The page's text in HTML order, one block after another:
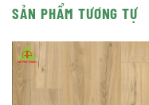
SẢN PHẨM TƯƠNG TỰ